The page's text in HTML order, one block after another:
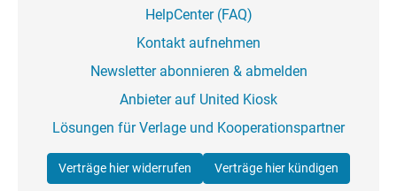
HelpCenter (FAQ)
Kontakt aufnehmen
Newsletter abonnieren & abmelden
Anbieter auf United Kiosk
Lösungen für Verlage und Kooperationspartner
Verträge hier widerrufen Verträge hier kündigen